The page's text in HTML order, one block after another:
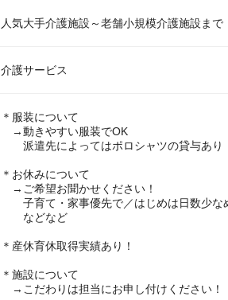
人気大手介護施設～老舗小規模介護施設まで
介護サービス
＊服装について
→動きやすい服装でOK
派遣先によってはポロシャツの貸与あり
＊お休みについて
→ご希望お聞かせください！
子育て・家事優先で／はじめは日数少な
などなど
＊産休育休取得実績あり！
＊施設について
→こだわりは担当にお申し付けください！